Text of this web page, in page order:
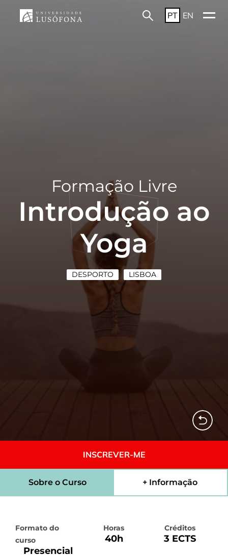
PT EN
Formação Livre
Introdução ao
Yoga
DESPORTO LISBOA
INSCREVER-ME
Sobre o Curso + Informação
Formato do
curso
Presencial
Horas
40h
Créditos
3 ECTS